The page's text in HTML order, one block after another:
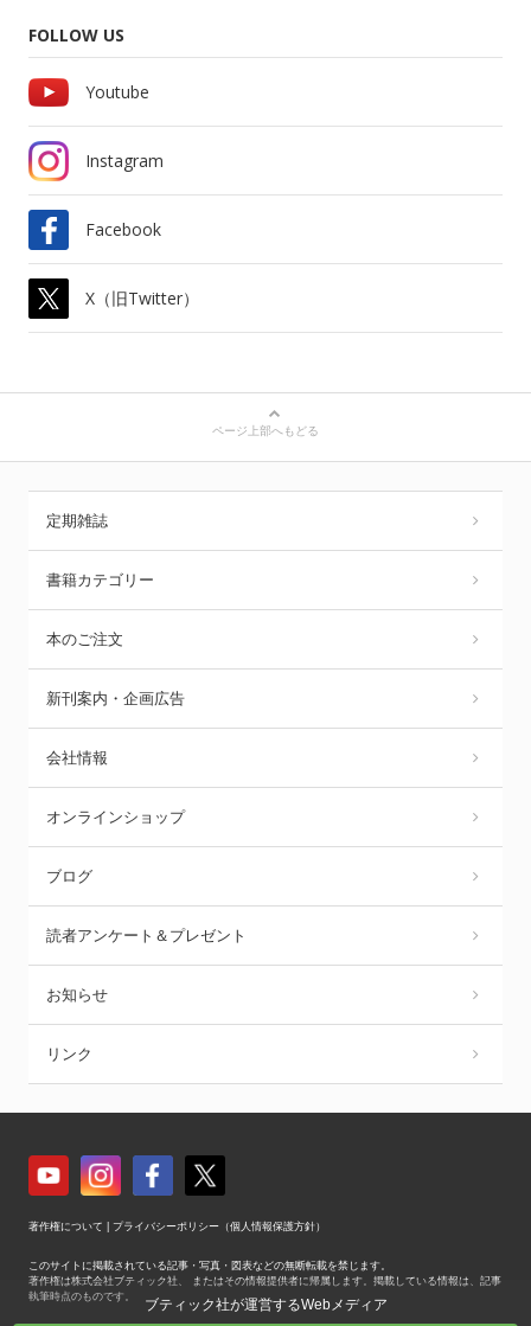
FOLLOW US
Youtube
Instagram
Facebook
X（旧Twitter）
ページ上部へもどる
定期雑誌
書籍カテゴリー
本のご注文
新刊案内・企画広告
会社情報
オンラインショップ
ブログ
読者アンケート＆プレゼント
お知らせ
リンク
著作権について プライバシーポリシー（個人情報保護方針）
このサイトに掲載されている記事・写真・図表などの無断転載を禁じます。
著作権は株式会社ブティック社、 またはその情報提供者に帰属します。掲載している情報は、記事
執筆時点のものです。
ブティック社が運営するWebメディア